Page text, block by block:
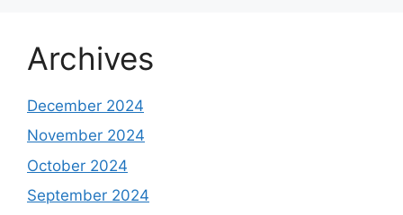
Archives
December 2024
November 2024
October 2024
September 2024